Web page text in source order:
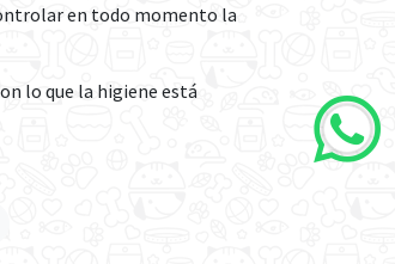
en todo momento la
lo que la higiene está